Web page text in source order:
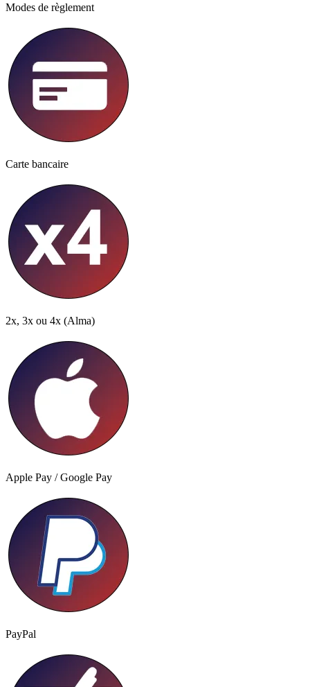
Modes de règlement
Carte bancaire
2x, 3x ou 4x (Alma)
Apple Pay / Google Pay
PayPal